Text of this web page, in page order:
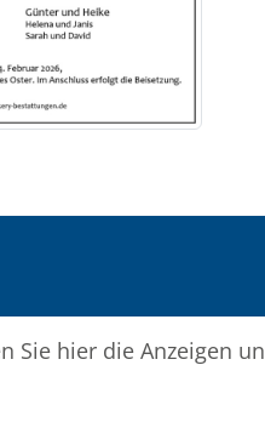
Sie hier die Anzeigen